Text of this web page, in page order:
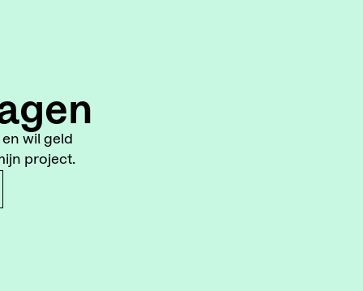
wil geld
project.